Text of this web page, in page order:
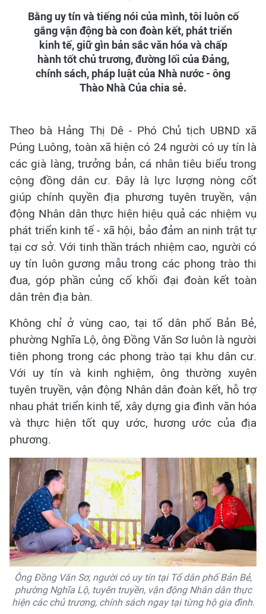
Bằng uy tín và tiếng nói của mình, tôi luôn cố
gắng vận động bà con đoàn kết, phát triển
kinh tế, giữ gìn bản sắc văn hóa và chấp
hành tốt chủ trương, đường lối của Đảng,
chính sách, pháp luật của Nhà nước - ông
Thào Nhà Của chia sẻ.
Theo bà Hảng Thị Dê - Phó Chủ tịch UBND xã
Púng Luông, toàn xã hiện có 24 người có uy tín là
các già làng, trưởng bản, cá nhân tiêu biểu trong
cộng đồng dân cư. Đây là lực lượng nòng cốt
giúp chính quyền địa phương tuyên truyền, vận
động Nhân dân thực hiện hiệu quả các nhiệm vụ
phát triển kinh tế - xã hội, bảo đảm an ninh trật tự
tại cơ sở. Với tinh thần trách nhiệm cao, người có
uy tín luôn gương mẫu trong các phong trào thi
đua, góp phần củng cố khối đại đoàn kết toàn
dân trên địa bàn.
Không chỉ ở vùng cao, tại tổ dân phố Bản Bẻ,
phường Nghĩa Lộ, ông Đồng Văn Sơ luôn là người
tiên phong trong các phong trào tại khu dân cư.
Với uy tín và kinh nghiệm, ông thường xuyên
tuyên truyền, vận động Nhân dân đoàn kết, hỗ trợ
nhau phát triển kinh tế, xây dựng gia đình văn hóa
và thực hiện tốt quy ước, hương ước của địa
phương.
Ông Đồng Văn Sơ, người có uy tín tại Tổ dân phố Bản Bẻ,
phường Nghĩa Lộ, tuyên truyền, vận động Nhân dân thực
hiện các chủ trương, chính sách ngay tại từng hộ gia đình.